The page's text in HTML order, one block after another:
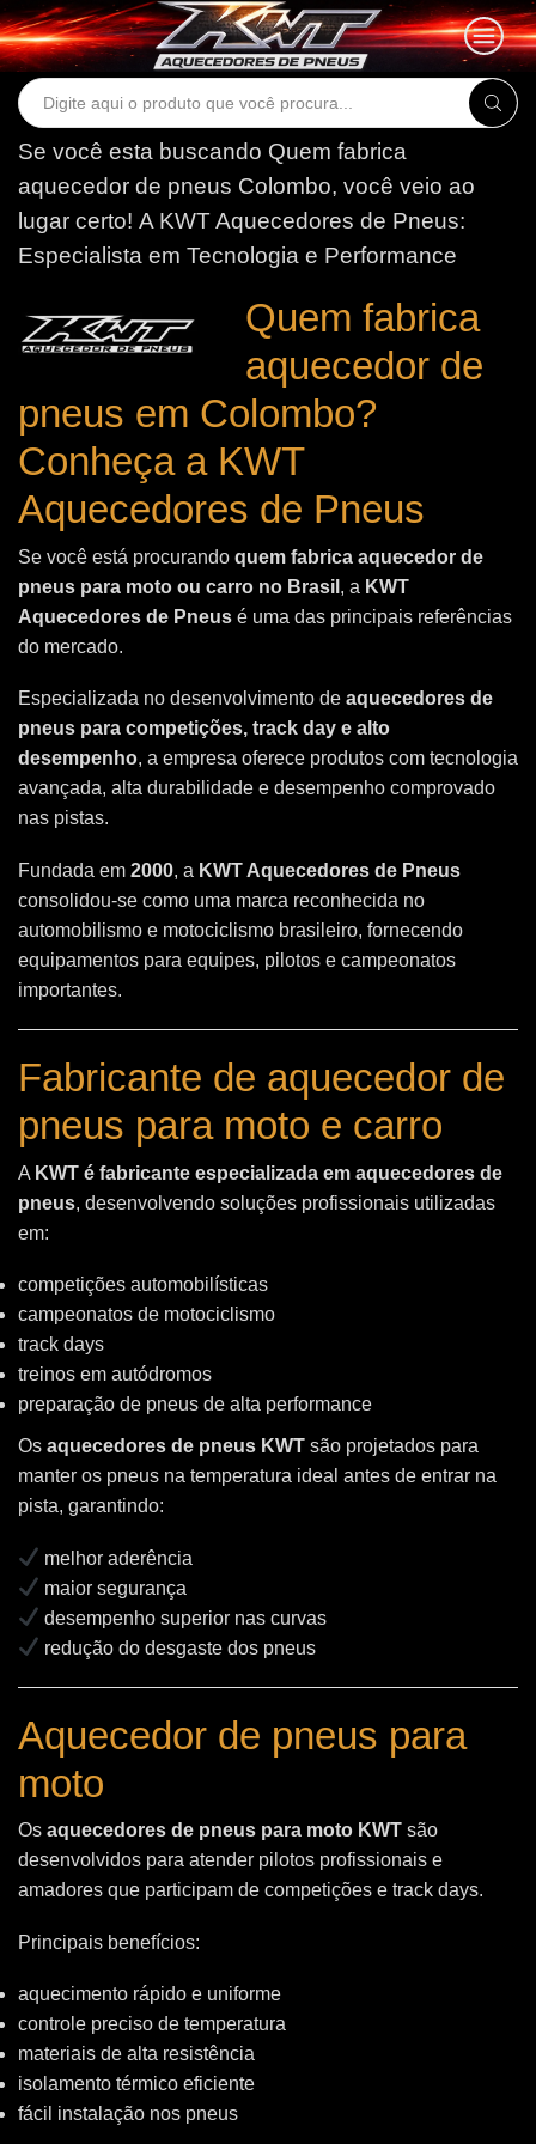
Search
Se você esta buscando Quem fabrica
aquecedor de pneus Colombo, você veio ao
lugar certo! A KWT Aquecedores de Pneus:
Especialista em Tecnologia e Performance
Quem fabrica
aquecedor de
pneus em Colombo?
Conheça a KWT
Aquecedores de Pneus
Se você está procurando quem fabrica aquecedor de
pneus para moto ou carro no Brasil , a KWT
Aquecedores de Pneus é uma das principais referências
do mercado.
Especializada no desenvolvimento de aquecedores de
pneus para competições, track day e alto
desempenho, a empresa oferece produtos com tecnologia
avançada, alta durabilidade e desempenho comprovado
nas pistas.
Fundada em 2000, a KWT Aquecedores de Pneus
consolidou-se como uma marca reconhecida no
automobilismo e motociclismo brasileiro, fornecendo
equipamentos para equipes, pilotos e campeonatos
importantes.
Fabricante de aquecedor de
pneus para moto e carro
A KWT é fabricante especializada em aquecedores de
pneus, desenvolvendo soluções profissionais utilizadas
em:
competições automobilísticas
campeonatos de motociclismo
track days
treinos em autódromos
preparação de pneus de alta performance
Os aquecedores de pneus KWT são projetados para
manter os pneus na temperatura ideal antes de entrar na
pista, garantindo:
melhor aderência
maior segurança
desempenho superior nas curvas
redução do desgaste dos pneus
Aquecedor de pneus para
moto
Os aquecedores de pneus para moto KWT são
desenvolvidos para atender pilotos profissionais e
amadores que participam de competições e track days.
Principais benefícios:
aquecimento rápido e uniforme
controle preciso de temperatura
materiais de alta resistência
isolamento térmico eficiente
fácil instalação nos pneus